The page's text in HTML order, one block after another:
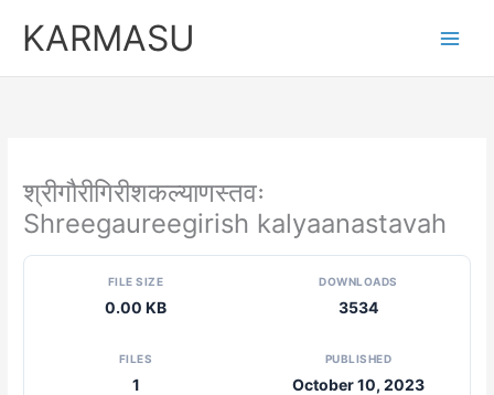
KARMASU
श्रीगौरीगिरीशकल्याणस्तवः
Shreegaureegirish kalyaanastavah
FILE SIZE
0.00 KB
DOWNLOADS
3534
FILES
1
PUBLISHED
October 10, 2023